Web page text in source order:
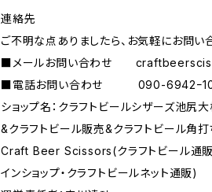
連絡先
ご不明な点ありましたら、お気軽にお問い
■メールお問い合わせ
■電話お問い合わせ 090-6942ｰ
ショップ名：クラフトビールシザーズ池尻
&クラフトビール販売&クラフトビール角打
Craft Beer Scissors(クラフトビール通販
インショップ・クラフトビールネット通販)